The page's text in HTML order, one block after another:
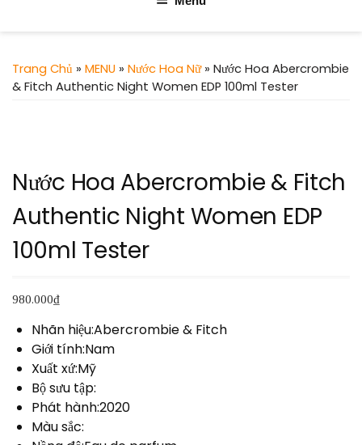
Trang Chủ » MENU » Nước Hoa Nữ» Nước Hoa Abercrombie
& Fitch Authentic Night Women EDP 100ml Tester
Nước Hoa Abercrombie & Fitch
Authentic Night Women EDP
100ml Tester
980.000₫
Nhãn hiệu:Abercrombie & Fitch
Giới tính:Nam
Xuất xứ:Mỹ
Bộ sưu tập:
Phát hành:2020
Màu sắc: